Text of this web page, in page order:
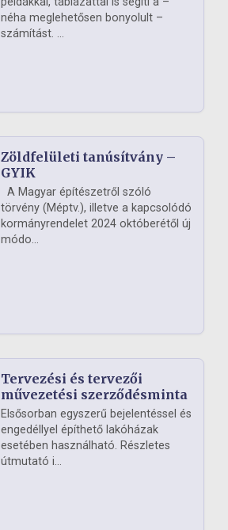
néha meglehetősen bonyolult –
számítást. ...
Zöldfelületi tanúsítvány –
GYIK
A Magyar építészetről szóló
törvény (Méptv.), illetve a kapcsolódó
kormányrendelet 2024 októberétől új
módo...
Tervezési és tervezői
művezetési szerződésminta
Elsősorban egyszerű bejelentéssel és
engedéllyel építhető lakóházak
esetében használható. Részletes
útmutató i...